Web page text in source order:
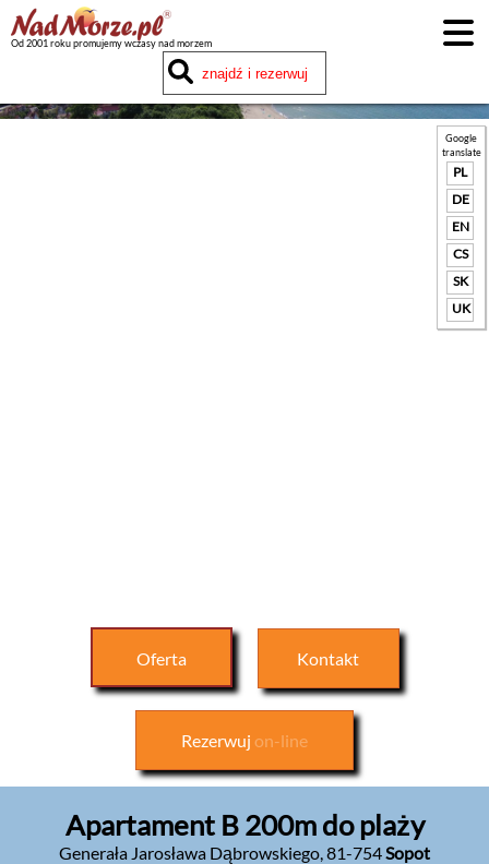
Od 2001 roku promujemy wczasy nad morzem
Google
translate
PL
DE
EN
CS
SK
UK
Oferta Kontakt
Rezerwuj on-line
Apartament B 200m do plaży
Generała Jarosława Dąbrowskiego,81-754Sopot